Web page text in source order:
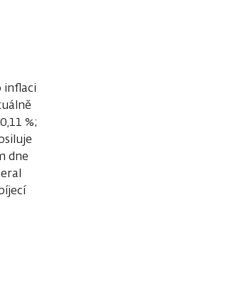
inflaci
%;
dne